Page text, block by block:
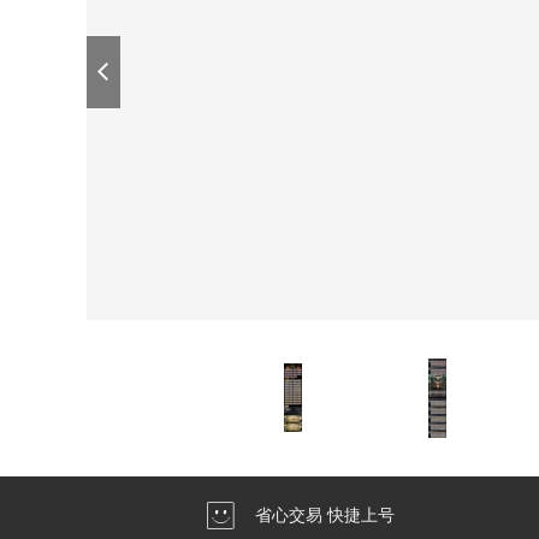
省心交易 快捷上号